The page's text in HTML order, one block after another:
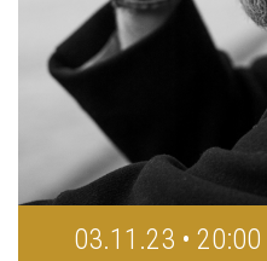
03.11.23 • 20:00